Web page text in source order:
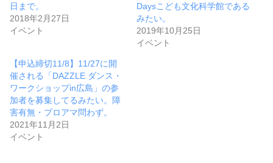
日まで。
2018年2月27日
イベント
Daysこども文化科学館である
みたい。
2019年10月25日
イベント
【申込締切11/8】11/27に開
催される「DAZZLE ダンス・
ワークショップin広島」の参
加者を募集してるみたい。障
害有無・プロアマ問わず。
2021年11月2日
イベント